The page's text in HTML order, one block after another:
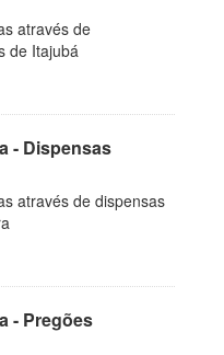
através de
de Itajubá
- Dispensas
através de dispensas
- Pregões